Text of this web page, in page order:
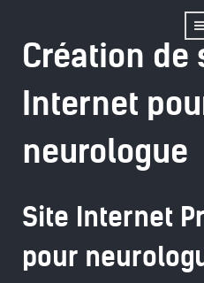
Création de
Internet
neurologue
Site Internet
pour